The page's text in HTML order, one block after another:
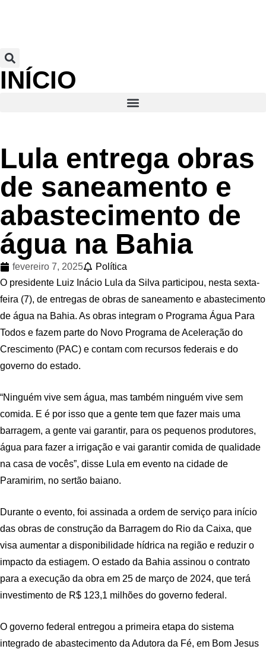
INÍCIO
Lula entrega obras
de saneamento e
abastecimento de
água na Bahia
fevereiro 7, 2025
Política
O presidente Luiz Inácio Lula da Silva participou, nesta sexta-
feira (7), de entregas de obras de saneamento e abastecimento
de água na Bahia. As obras integram o Programa Água Para
Todos e fazem parte do Novo Programa de Aceleração do
Crescimento (PAC) e contam com recursos federais e do
governo do estado.
“Ninguém vive sem água, mas também ninguém vive sem
comida. E é por isso que a gente tem que fazer mais uma
barragem, a gente vai garantir, para os pequenos produtores,
água para fazer a irrigação e vai garantir comida de qualidade
na casa de vocês”, disse Lula em evento na cidade de
Paramirim, no sertão baiano.
Durante o evento, foi assinada a ordem de serviço para início
das obras de construção da Barragem do Rio da Caixa, que
visa aumentar a disponibilidade hídrica na região e reduzir o
impacto da estiagem. O estado da Bahia assinou o contrato
para a execução da obra em 25 de março de 2024, que terá
investimento de R$ 123,1 milhões do governo federal.
O governo federal entregou a primeira etapa do sistema
integrado de abastecimento da Adutora da Fé, em Bom Jesus